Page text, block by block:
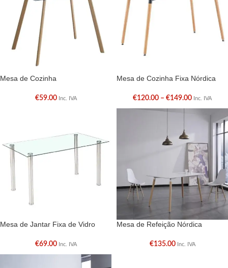
Mesa de Cozinha
€59.00 Inc. IVA
Mesa de Cozinha Fixa Nórdica
€120.00 – €149.00 Inc. IVA
Mesa de Jantar Fixa de Vidro
€69.00 Inc. IVA
Mesa de Refeição Nórdica
€135.00 Inc. IVA